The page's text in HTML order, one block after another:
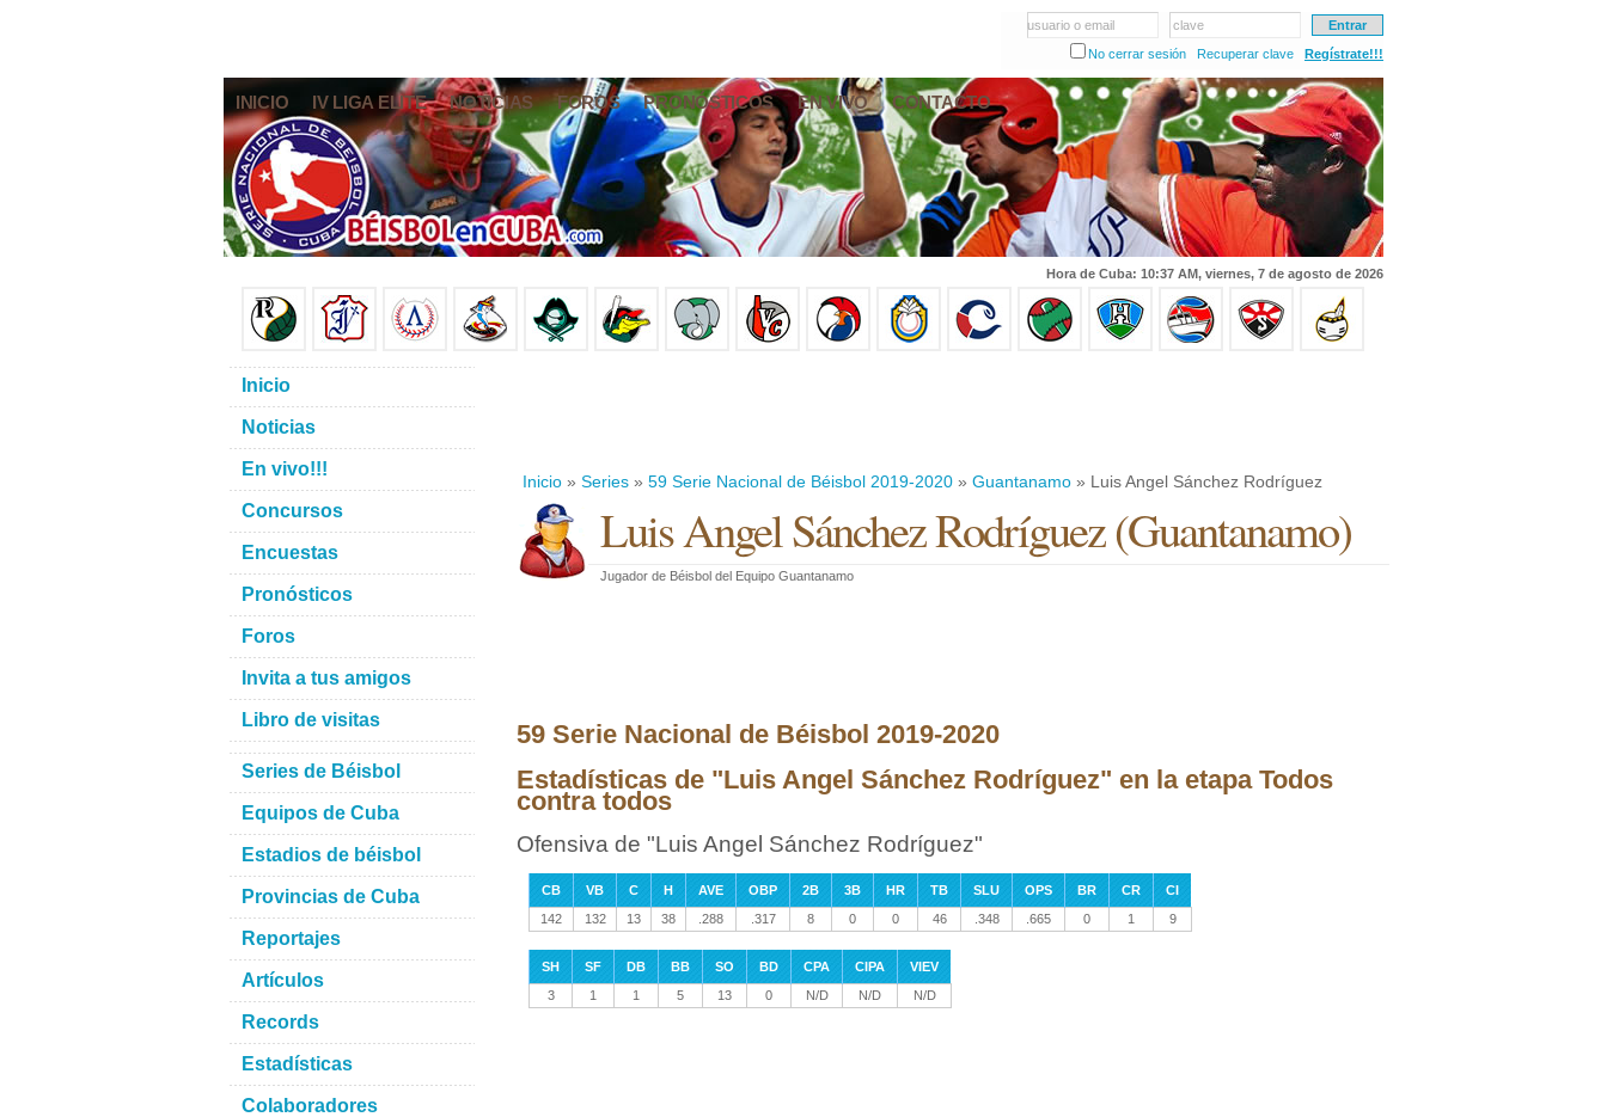
usuario o email
clave
No cerrar sesión
Recuperar clave Regístrate!!!
INICIO IV LIGA ELITE NOTICIAS FOROS PRONÓSTICOS EN VIVO CONTACTO
Hora de Cuba: 10:37 AM, viernes, 7 de agosto de 2026
Inicio » Series » 59 Serie Nacional de Béisbol 2019-2020 » Guantanamo » Luis Angel Sánchez Rodríguez
Luis Angel Sánchez Rodríguez(Guantanamo)
Jugador de Béisbol del Equipo Guantanamo
59 Serie Nacional de Béisbol 2019-2020
Estadísticas de "Luis Angel Sánchez Rodríguez" en la etapa Todos
contra todos
Ofensiva de "Luis Angel Sánchez Rodríguez"
CB VB C H AVE OBP 2B 3B HR TB SLU OPS BR CR
CI
142
132 13 38 .288 .317 8 0 0 46 .348 .665 0 1 9
SH SF DB BB SO BD CPA CIPA
VIEV
3
1 1 5 13 0 N/D N/D N/D
Inicio
Noticias
En vivo!!!
Concursos
Encuestas
Pronósticos
Foros
Invita a tus amigos
Libro de visitas
Series de Béisbol
Equipos de Cuba
Estadios de béisbol
Provincias de Cuba
Reportajes
Artículos
Records
Estadísticas
Colaboradores